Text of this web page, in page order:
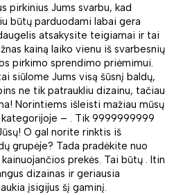
pirkinius Jums svarbu, kad
būtų parduodami labai gera
atsakysite teigiamai ir tai
kainą laiko vienu iš svarbesnių
pirkimo sprendimo priėmimui.
siūlome Jums visą šūsnį baldų,
ne tik patraukliu dizainu, tačiau
Norintiems išleisti mažiau mūsų
– . Tik 9999999999
O gal norite rinktis iš
grupėje? Tada pradėkite nuo
prekės. Tai būtų . Itin
dizainas ir geriausia
įsigijus šį gaminį.